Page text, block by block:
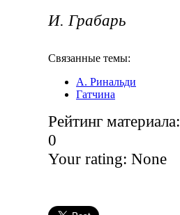
И. Грабарь
Связанные темы:
А. Ринальди
Гатчина
Рейтинг материала:
0
Your rating: None